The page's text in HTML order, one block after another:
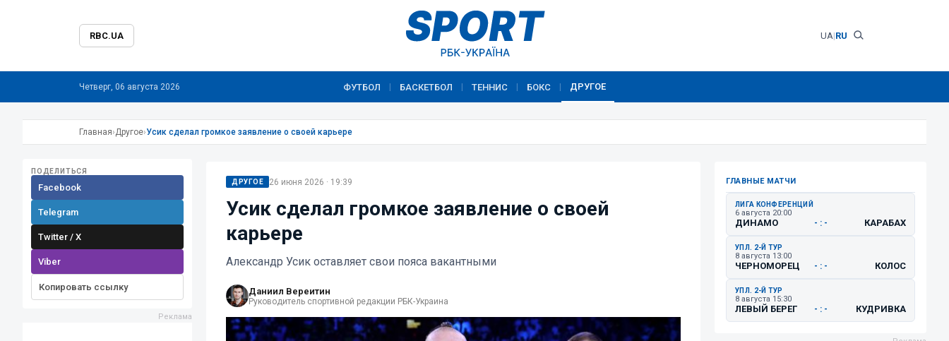
RBC.UA UA|RU
Четверг, 06 августа 2026 ФУТБОЛ БАСКЕТБОЛ ТЕННИС БОКС ДРУГОЕ
Главная›Другое›Усик сделал громкое заявление о своей карьере
ПОДЕЛИТЬСЯ
Facebook
Telegram
Twitter / X
Viber
Копировать ссылку
ДРУГОЕ 26 июня 2026 · 19:39
Усик сделал громкое заявление о своей
карьере
Александр Усик оставляет свои пояса вакантными
Даниил Вереитин
Руководитель спортивной редакции РБК-Украина
ГЛАВНЫЕ МАТЧИ
ЛИГА КОНФЕРЕНЦИЙ
6 августа 20:00
ДИНАМО - : - КАРАБАХ
УПЛ. 2-Й ТУР
8 августа 13:00
ЧЕРНОМОРЕЦ - : - КОЛОС
УПЛ. 2-Й ТУР
8 августа 15:30
ЛЕВЫЙ БЕРЕГ - : - КУДРИВКА